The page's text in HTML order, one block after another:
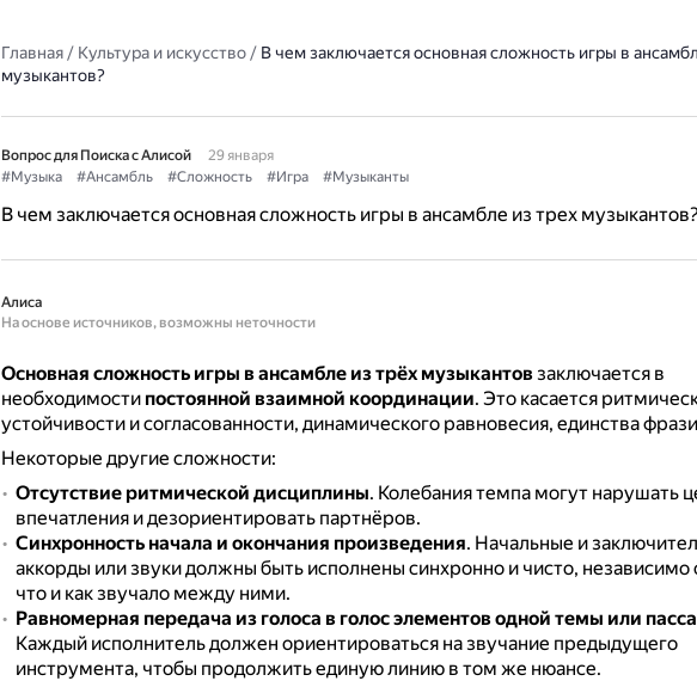
Главная/ Культура и искусство/ В чем заключается основная сложность игры в
музыкантов?
Вопрос для Поиска с Алисой
29 января
#Музыка
#Ансамбль #Сложность #Игра #Музыканты
В чем заключается основная сложность игры в ансамбле из трех музыкантов?
Алиса
На основе источников, возможны неточности
Основная сложность игры в ансамбле из трёх музыкантовзаключается в
необходимости постоянной взаимной координации. Это касается
устойчивости и согласованности, динамического равновесия, единства
Некоторые другие сложности:
Отсутствие ритмической дисциплины. Колебания темпа могут нарушать
впечатления и дезориентировать партнёров.
Синхронность начала и окончания произведения. Начальные и
аккорды или звуки должны быть исполнены синхронно и чисто, независимо
что и как звучало между ними.
Равномерная передача из голоса в голос элементов одной темы или
Каждый исполнитель должен ориентироваться на звучание предыдущего
инструмента, чтобы продолжить единую линию в том же нюансе.